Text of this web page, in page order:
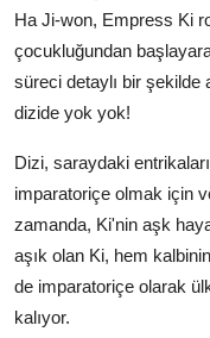
Ha Ji-won, Empress Ki
çocukluğundan
süreci detaylı bir şekilde
dizide yok yok!
Dizi, saraydaki
imparatoriçe olmak için
zamanda, Ki'nin aşk
aşık olan Ki, hem
de imparatoriçe olarak
kalıyor.